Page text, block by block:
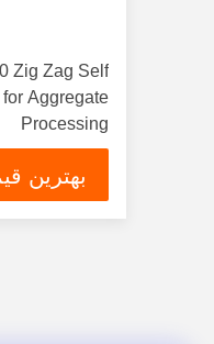
Zig Zag Self
Aggregate
Processing
بهترین